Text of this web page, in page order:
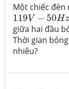
Một chiếc
119V − 50Hz
119V−50Hz
giữa hai đầu
Thời gian
nhiêu?